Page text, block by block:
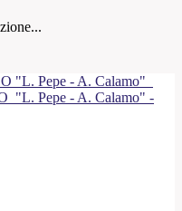
"L. Pepe - A. Calamo" -